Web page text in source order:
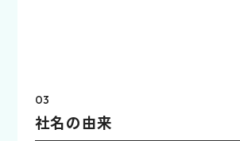
03
社名の由来